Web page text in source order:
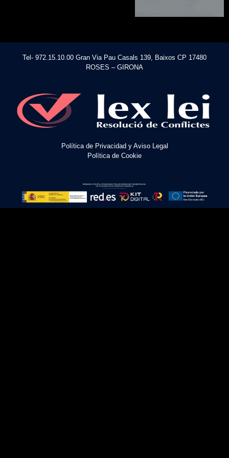
Tel- 972.15.10.00 Gran Via Pau Casals 139, Baixos CP 17480
ROSES – GIRONA
Política de Privacidad y Aviso Legal
Política de Cookie